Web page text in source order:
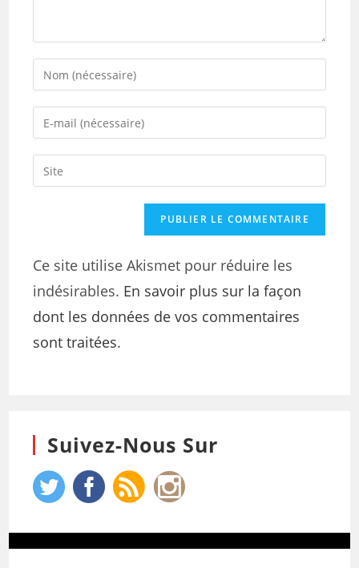
Ce site utilise Akismet pour réduire les
indésirables. En savoir plus sur la façon
dont les données de vos commentaires
sont traitées.
Suivez-Nous Sur